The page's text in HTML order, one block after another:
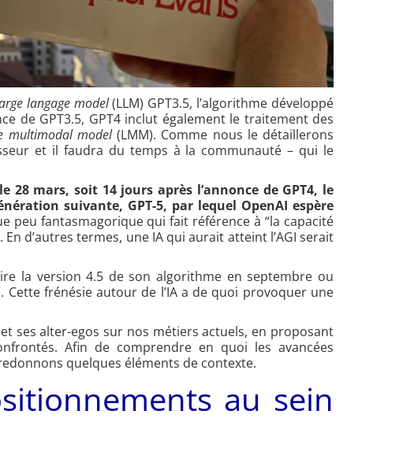
langage model(LLM) GPT3.5, l’algorithme développé
de GPT3.5, GPT4 inclut également le traitement des
multimodal model(LMM). Comme nous le détaillerons
et il faudra du temps à la communauté – qui le
28 mars, soit 14 jours après l’annonce de GPT4, le
suivante, GPT-5, par lequel OpenAI espère
peu fantasmagorique qui fait référence à “la capacité
d’autres termes, une IA qui aurait atteint l’AGI serait
la version 4.5 de son algorithme en septembre ou
frénésie autour de l’IA a de quoi provoquer une
ses alter-egos sur nos métiers actuels, en proposant
Afin de comprendre en quoi les avancées
quelques éléments de contexte.
au sein